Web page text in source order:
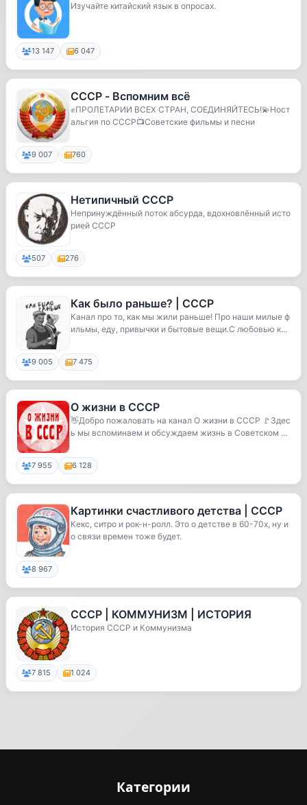
Изучайте китайский язык в опросах.
13 147 6 047
СССР - Вспомним всё
✊ПРОЛЕТАРИИ ВСЕХ СТРАН, СОЕДИНЯЙТЕСЬ!💫Ност
альгия по СССР📺Советские фильмы и песни
9 007 760
Нетипичный СССР
Непринуждённый поток абсурда, вдохновлённый исто
рией СССР
507 276
Как было раньше? | СССР
Канал про то, как мы жили раньше! Про наши милые ф
ильмы, еду, привычки и бытовые вещи.С любовью к...
9 005 7 475
О жизни в СССР
👋Добро пожаловать на канал О жизни в СССР 🚩Здес
ь мы вспоминаем и обсуждаем жизнь в Советском С
7 955 6 128
Картинки счастливого детства | СССР
Кекс, ситро и рок-н-ролл. Это о детстве в 60-70х, ну и
о связи времен тоже будет.
8 967
СССР | КОММУНИЗМ | ИСТОРИЯ
История СССР и Коммунизма
7 815 1 024
Категории